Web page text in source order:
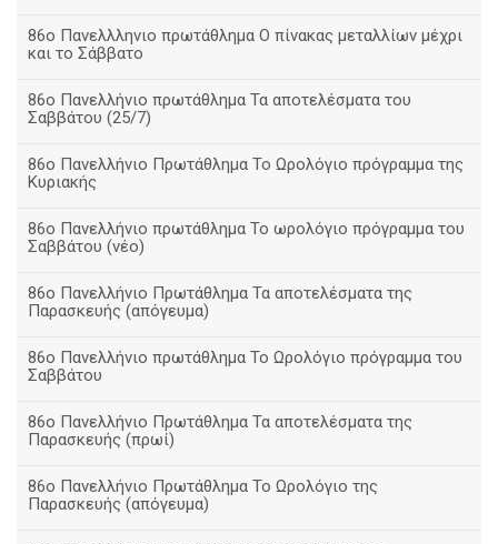
86ο Πανελλληνιο πρωτάθλημα Ο πίνακας μεταλλίων μέχρι
και το Σάββατο
86ο Πανελλήνιο πρωτάθλημα Τα αποτελέσματα του
Σαββάτου (25/7)
86o Πανελλήνιο Πρωτάθλημα Το Ωρολόγιο πρόγραμμα της
Κυριακής
86ο Πανελλήνιο πρωτάθλημα Το ωρολόγιο πρόγραμμα του
Σαββάτου (νέο)
86ο Πανελλήνιο Πρωτάθλημα Τα αποτελέσματα της
Παρασκευής (απόγευμα)
86ο Πανελλήνιο πρωτάθλημα Το Ωρολόγιο πρόγραμμα του
Σαββάτου
86ο Πανελλήνιο Πρωτάθλημα Τα αποτελέσματα της
Παρασκευής (πρωί)
86ο Πανελλήνιο Πρωτάθλημα Το Ωρολόγιο της
Παρασκευής (απόγευμα)